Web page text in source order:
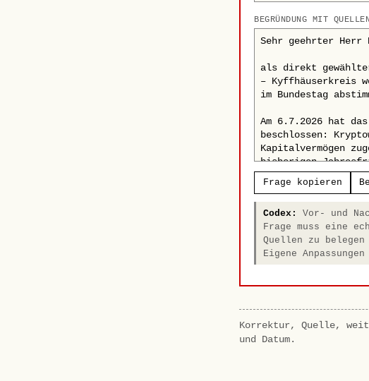
BEGRÜNDUNG MIT
Frage kopieren
Codex:
Vor- und
Frage muss eine
Quellen zu
Eigene
Korrektur, Quelle,
und Datum.